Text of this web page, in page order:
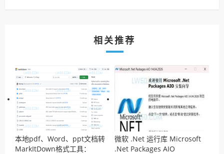
相关推荐
本地pdf、Word、ppt文档转
MarkItDown格式工具：
微软 .Net 运行库 Microsoft
.Net Packages AIO